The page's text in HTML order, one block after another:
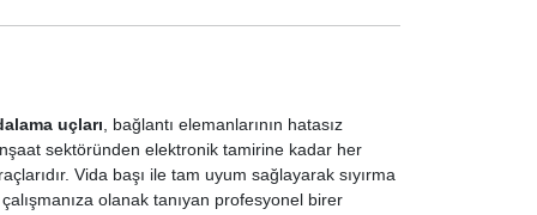
uçları , bağlantı elemanlarının hatasız
sektöründen elektronik tamirine kadar her
Vida başı ile tam uyum sağlayarak sıyırma
olanak tanıyan profesyonel birer